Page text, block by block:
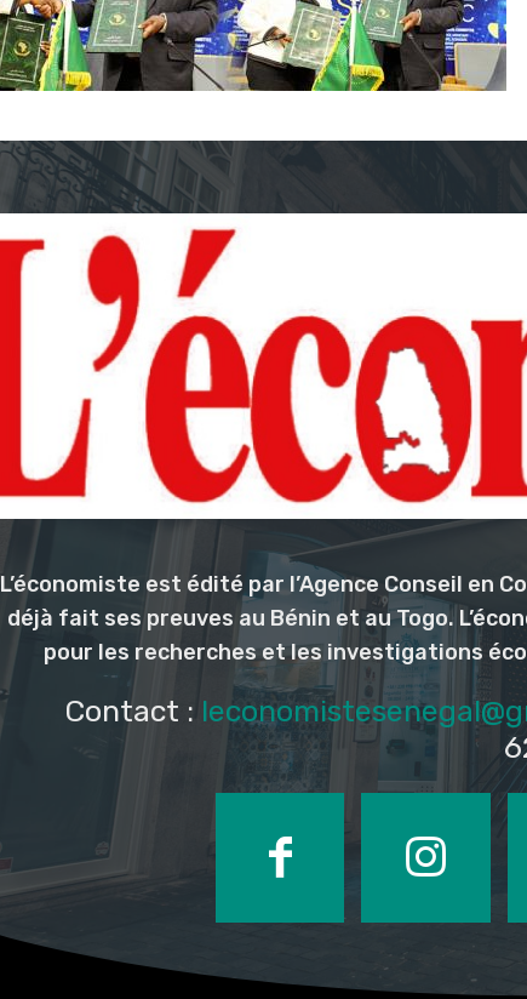
L’économiste est édité par l’Agence Conseil en
déjà fait ses preuves au Bénin et au Togo.
pour les recherches et les investigations
Contact :